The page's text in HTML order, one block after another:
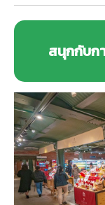
สนุกกับก